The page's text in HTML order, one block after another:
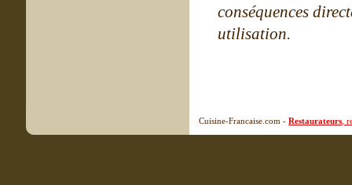
conséquences
utilisation.
Cuisine-Francaise.com - Restaurateurs ,